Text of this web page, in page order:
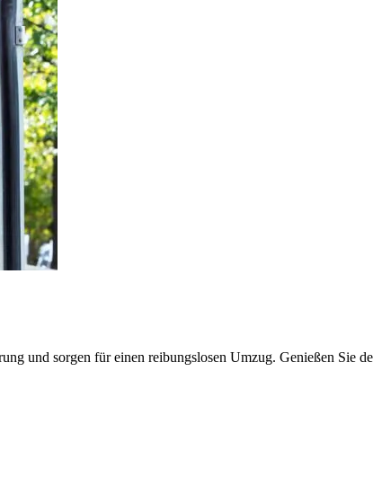
und sorgen für einen reibungslosen Umzug. Genießen Sie